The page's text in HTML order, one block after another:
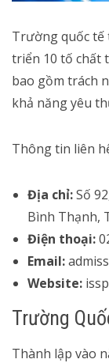
Trường quốc tế
triển 10 tố chất
bao gồm trách
khả năng yêu
Thông tin liên
Địa chỉ:Số
Bình Thạnh,
Điện thoại:
Email:
Website:
Trường
Thành lập vào